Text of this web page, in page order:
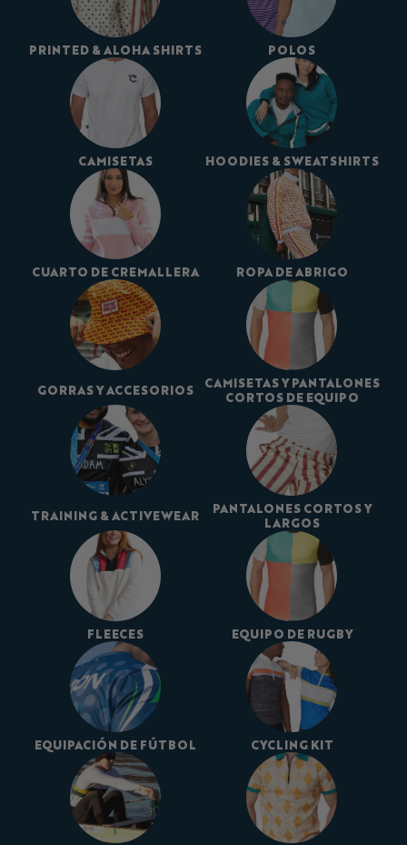
PRINTED & ALOHA SHIRTS POLOS
CAMISETAS HOODIES & SWEATSHIRTS
CUARTO DE CREMALLERA ROPA DE ABRIGO
GORRAS Y ACCESORIOS
CAMISETAS Y PANTALONES
CORTOS DE EQUIPO
TRAINING & ACTIVEWEAR
PANTALONES CORTOS Y
LARGOS
FLEECES EQUIPO DE RUGBY
EQUIPACIÓN DE FÚTBOL CYCLING KIT